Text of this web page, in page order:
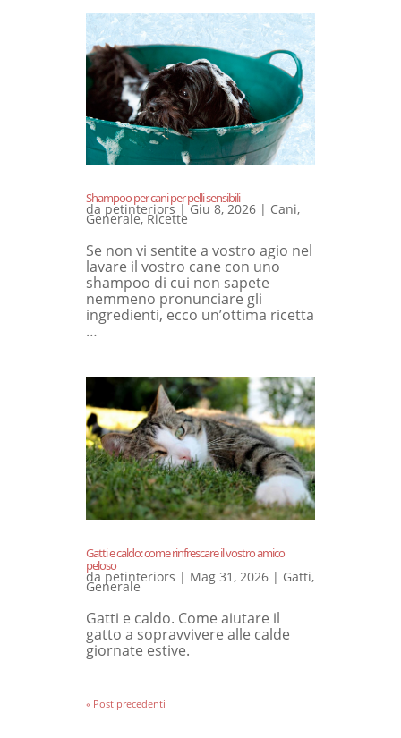
Shampoo per cani per pelli sensibili
da petinteriors |Giu 8, 2026 | Cani,
Generale,Ricette
Se non vi sentite a vostro agio nel
lavare il vostro cane con uno
shampoo di cui non sapete
nemmeno pronunciare gli
ingredienti, ecco un’ottima ricetta
…
Gatti e caldo: come rinfrescare il vostro amico
peloso
da petinteriors | Mag 31, 2026 | Gatti,
Generale
Gatti e caldo. Come aiutare il
gatto a sopravvivere alle calde
giornate estive.
« Post precedenti